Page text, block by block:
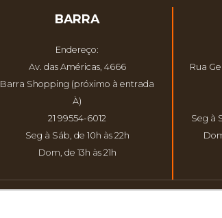
BARRA
Endereço:
Av. das Américas, 4666
Barra Shopping (próximo à entrada
À)
21 99554-6012
Seg à Sáb, de 10h às 22h
Dom, de 13h às 21h
Rua
Seg à